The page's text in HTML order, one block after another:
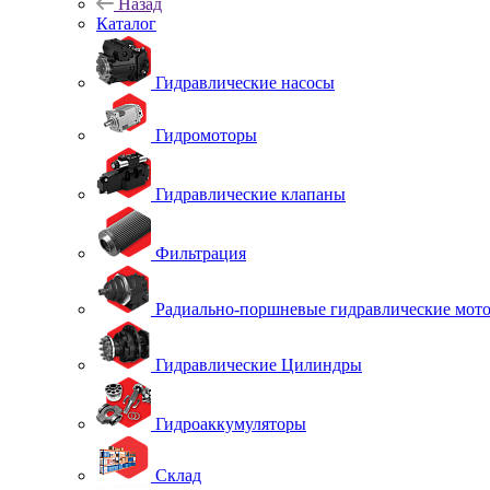
Назад
Каталог
Гидравлические насосы
Гидромоторы
Гидравлические клапаны
Фильтрация
Радиально-поршневые гидравлические
Гидравлические Цилиндры
Гидроаккумуляторы
Склад